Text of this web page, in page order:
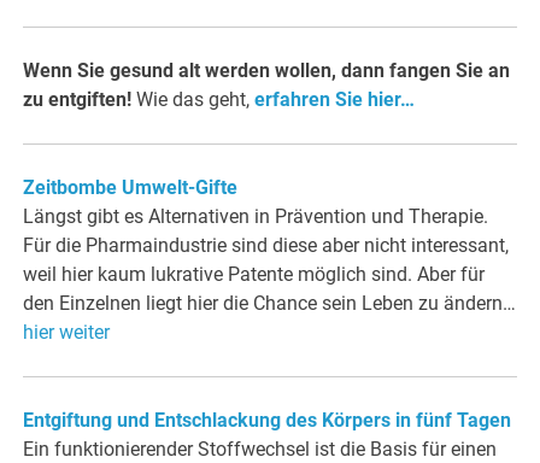
Wenn Sie gesund alt werden wollen, dann fangen Sie an
zu entgiften!Wie das geht,erfahren Sie hier…
Zeitbombe Umwelt-Gifte
Längst gibt es Alternativen in Prävention und Therapie.
Für die Pharmaindustrie sind diese aber nicht interessant,
weil hier kaum lukrative Patente möglich sind. Aber für
den Einzelnen liegt hier die Chance sein Leben zu ändern…
hier weiter
Entgiftung und Entschlackung des Körpers in fünf Tagen
Ein funktionierender Stoffwechsel ist die Basis für einen